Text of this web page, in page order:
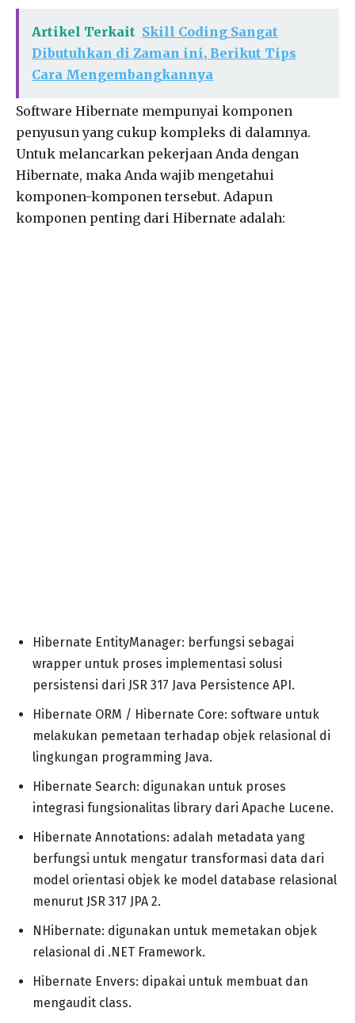
Artikel Terkait Skill Coding Sangat
Dibutuhkan di Zaman ini, Berikut Tips
Cara Mengembangkannya
Software Hibernate mempunyai komponen
penyusun yang cukup kompleks di dalamnya.
Untuk melancarkan pekerjaan Anda dengan
Hibernate, maka Anda wajib mengetahui
komponen-komponen tersebut. Adapun
komponen penting dari Hibernate adalah:
Hibernate EntityManager: berfungsi sebagai
wrapper untuk proses implementasi solusi
persistensi dari JSR 317 Java Persistence API.
Hibernate ORM / Hibernate Core: software untuk
melakukan pemetaan terhadap objek relasional di
lingkungan programming Java.
Hibernate Search: digunakan untuk proses
integrasi fungsionalitas library dari Apache Lucene.
Hibernate Annotations: adalah metadata yang
berfungsi untuk mengatur transformasi data dari
model orientasi objek ke model database relasional
menurut JSR 317 JPA 2.
NHibernate: digunakan untuk memetakan objek
relasional di .NET Framework.
Hibernate Envers: dipakai untuk membuat dan
mengaudit class.